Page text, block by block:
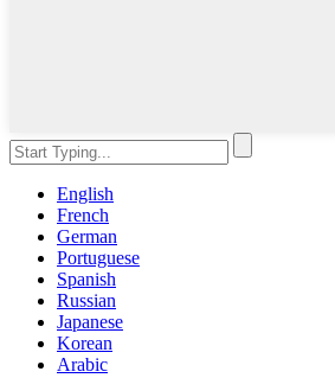
English
French
German
Portuguese
Spanish
Russian
Japanese
Korean
Arabic